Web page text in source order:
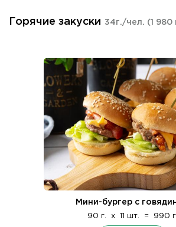
Горячие закуски 34г./чел. (1 980
Мини-бургер с
90 г. x 11 шт. = 990 г.